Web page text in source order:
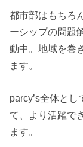
都市部はもちろ
ーシップの問題
動中。地域を巻
ます。
parcy’s全体と
て、より活躍で
ます。